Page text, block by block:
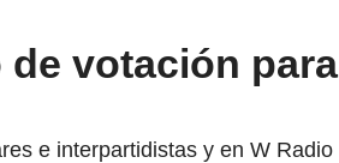
votación
e interpartidistas y en W